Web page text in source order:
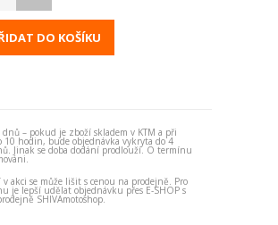
DO KOŠÍKU
– pokud je zboží skladem v KTM a při
10 hodin, bude objednávka vykryta do 4
Jinak se doba dodání prodlouží. O termínu
akci se může lišit s cenou na prodejně. Pro
je lepší udělat objednávku přes E-SHOP s
SHIVAmotoshop.